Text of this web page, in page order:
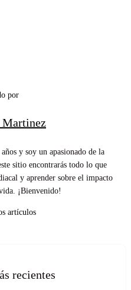
por
Martinez
y soy un apasionado de la
sitio encontrarás todo lo que
y aprender sobre el impacto
¡Bienvenido!
artículos
recientes